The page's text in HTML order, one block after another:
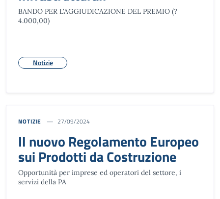
BANDO PER L'AGGIUDICAZIONE DEL PREMIO (?
4.000,00)
Notizie
NOTIZIE 27/09/2024
Il nuovo Regolamento Europeo
sui Prodotti da Costruzione
Opportunità per imprese ed operatori del settore, i
servizi della PA